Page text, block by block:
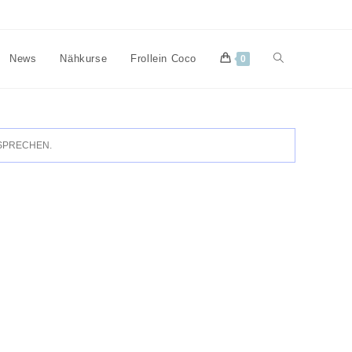
News Nähkurse Frollein Coco 0 Website-